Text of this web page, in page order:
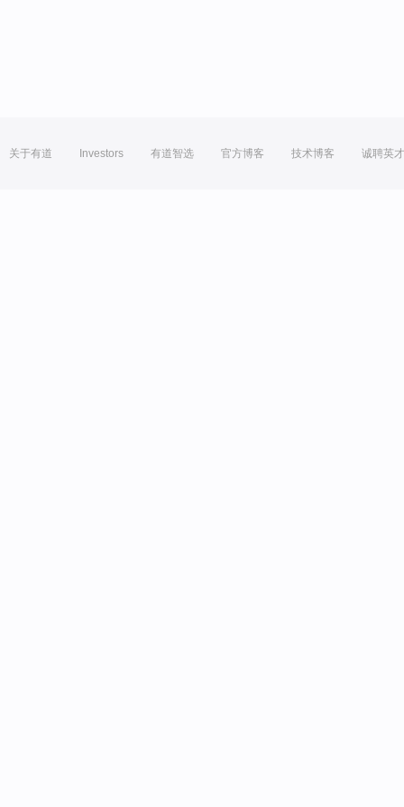
关于有道 Investors 有道智选 官方博客 技术博客 诚聘英才